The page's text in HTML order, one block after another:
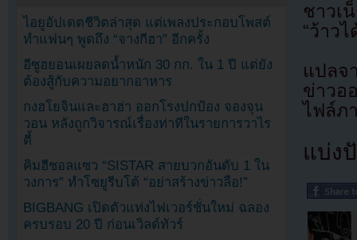
ชาวเ
“ว้าว
แปล
ข่าวอ
ไฟล์ภ
แบ่ง
ไอยูอัปเดตชีวิตล่าสุด แต่เพลงประกอบโพสต์
ทำแฟนๆ พูดถึง “จางกีฮา” อีกครั้ง
อีซูฮยอนเผยลดน้ำหนัก 30 กก. ใน 1 ปี แต่ยัง
ต้องสู้กับความอยากอาหาร
กงฮโยจินและฮาฮ่า ออกโรงปกป้อง จองจุน
วอน หลังถูกวิจารณ์เรื่องท่าทีในรายการวาไร
ตี้
คิมฮีชอลแซว “SISTAR สายบวกอันดับ 1 ใน
วงการ” ทำโซยูรีบโต้ “อย่าสร้างข่าวลือ!”
BIGBANG เปิดตัวแท่งไฟเวอร์ชั่นใหม่ ฉลอง
ครบรอบ 20 ปี ก่อนเวิลด์ทัวร์